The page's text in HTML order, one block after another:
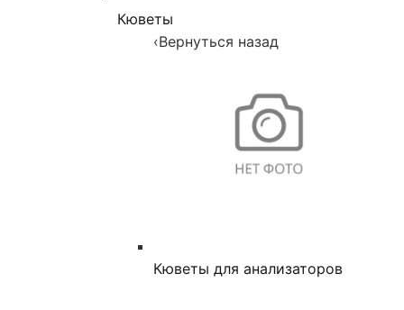
Кюветы
‹Вернуться назад
Кюветы для анализаторов